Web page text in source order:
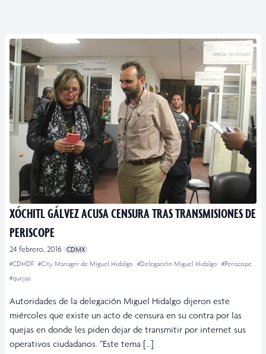
XÓCHITL GÁLVEZ ACUSA CENSURA TRAS TRANSMISIONES DE
PERISCOPE
24 febrero, 2016 CDMX
#CDHDF #City Manager de Miguel Hidalgo #Delegación Miguel Hidalgo #Periscope
#quejas
Autoridades de la delegación Miguel Hidalgo dijeron este
miércoles que existe un acto de censura en su contra por las
quejas en donde les piden dejar de transmitir por internet sus
operativos ciudadanos. “Este tema […]